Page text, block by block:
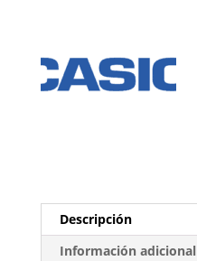
Descripción
Información adicional